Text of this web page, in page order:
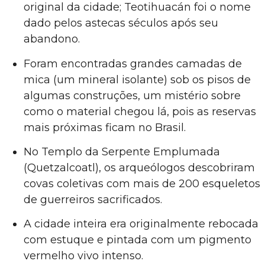
original da cidade; Teotihuacán foi o nome
dado pelos astecas séculos após seu
abandono.
Foram encontradas grandes camadas de
mica (um mineral isolante) sob os pisos de
algumas construções, um mistério sobre
como o material chegou lá, pois as reservas
mais próximas ficam no Brasil.
No Templo da Serpente Emplumada
(Quetzalcoatl), os arqueólogos descobriram
covas coletivas com mais de 200 esqueletos
de guerreiros sacrificados.
A cidade inteira era originalmente rebocada
com estuque e pintada com um pigmento
vermelho vivo intenso.